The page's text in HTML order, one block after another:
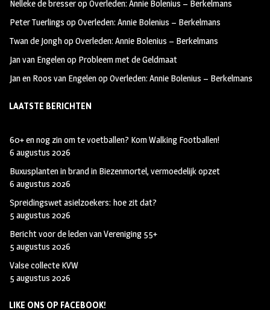
k
m
Nelleke de bresseropOverleden: Annie Bolenius – Berkelmans
Peter Tuerlings opOverleden: Annie Bolenius – Berkelmans
Twan de JonghopOverleden: Annie Bolenius – Berkelmans
Jan van Engelenop Probleem met de Geldmaat
Jan en Roos van EngelenopOverleden: Annie Bolenius – Berkelmans
LAATSTE BERICHTEN
60+ en nog zin om te voetballen? Kom Walking Footballen!
6 augustus 2026
Buxusplanten in brand in Biezenmortel, vermoedelijk opzet
6 augustus 2026
Spreidingswet asielzoekers: hoe zit dat?
5 augustus 2026
Bericht voor de leden van Vereniging 55+
5 augustus 2026
Valse collecte KVW
5 augustus 2026
LIKE ONS OP FACEBOOK!